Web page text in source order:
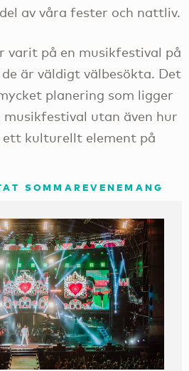
av våra fester och nattliv.
varit på en musikfestival på
är väldigt välbesökta. Det
planering som ligger
musikfestival utan även hur
kulturellt element på
SOMMAREVENEMANG